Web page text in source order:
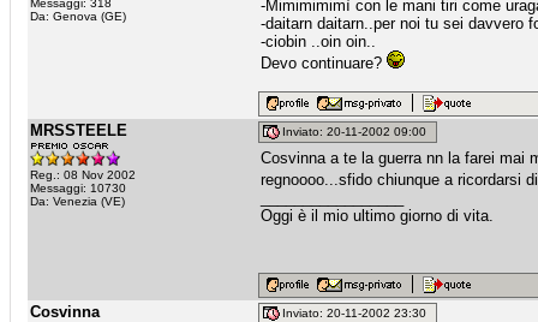
Messaggi: 318
Da: Genova (GE)
-Mimimimimì con le mani tiri come
-daitarn daitarn..per noi tu sei davvero
-ciobin ..oin oin..
Devo continuare?
MRSSTEELE
Reg.: 08 Nov 2002
Messaggi: 10730
Da: Venezia (VE)
Inviato: 20-11-2002 09:00
Cosvinna a te la guerra nn la farei mai
regnoooo...sfido chiunque a ricordarsi
Oggi è il mio ultimo giorno di vita.
Cosvinna
Inviato: 20-11-2002 23:30